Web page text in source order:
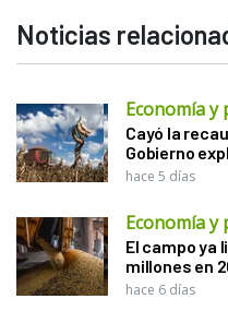
Noticias
Economía y
Cayó la
Gobierno
hace 5 días
Economía y
El campo ya
millones en
hace 6 días